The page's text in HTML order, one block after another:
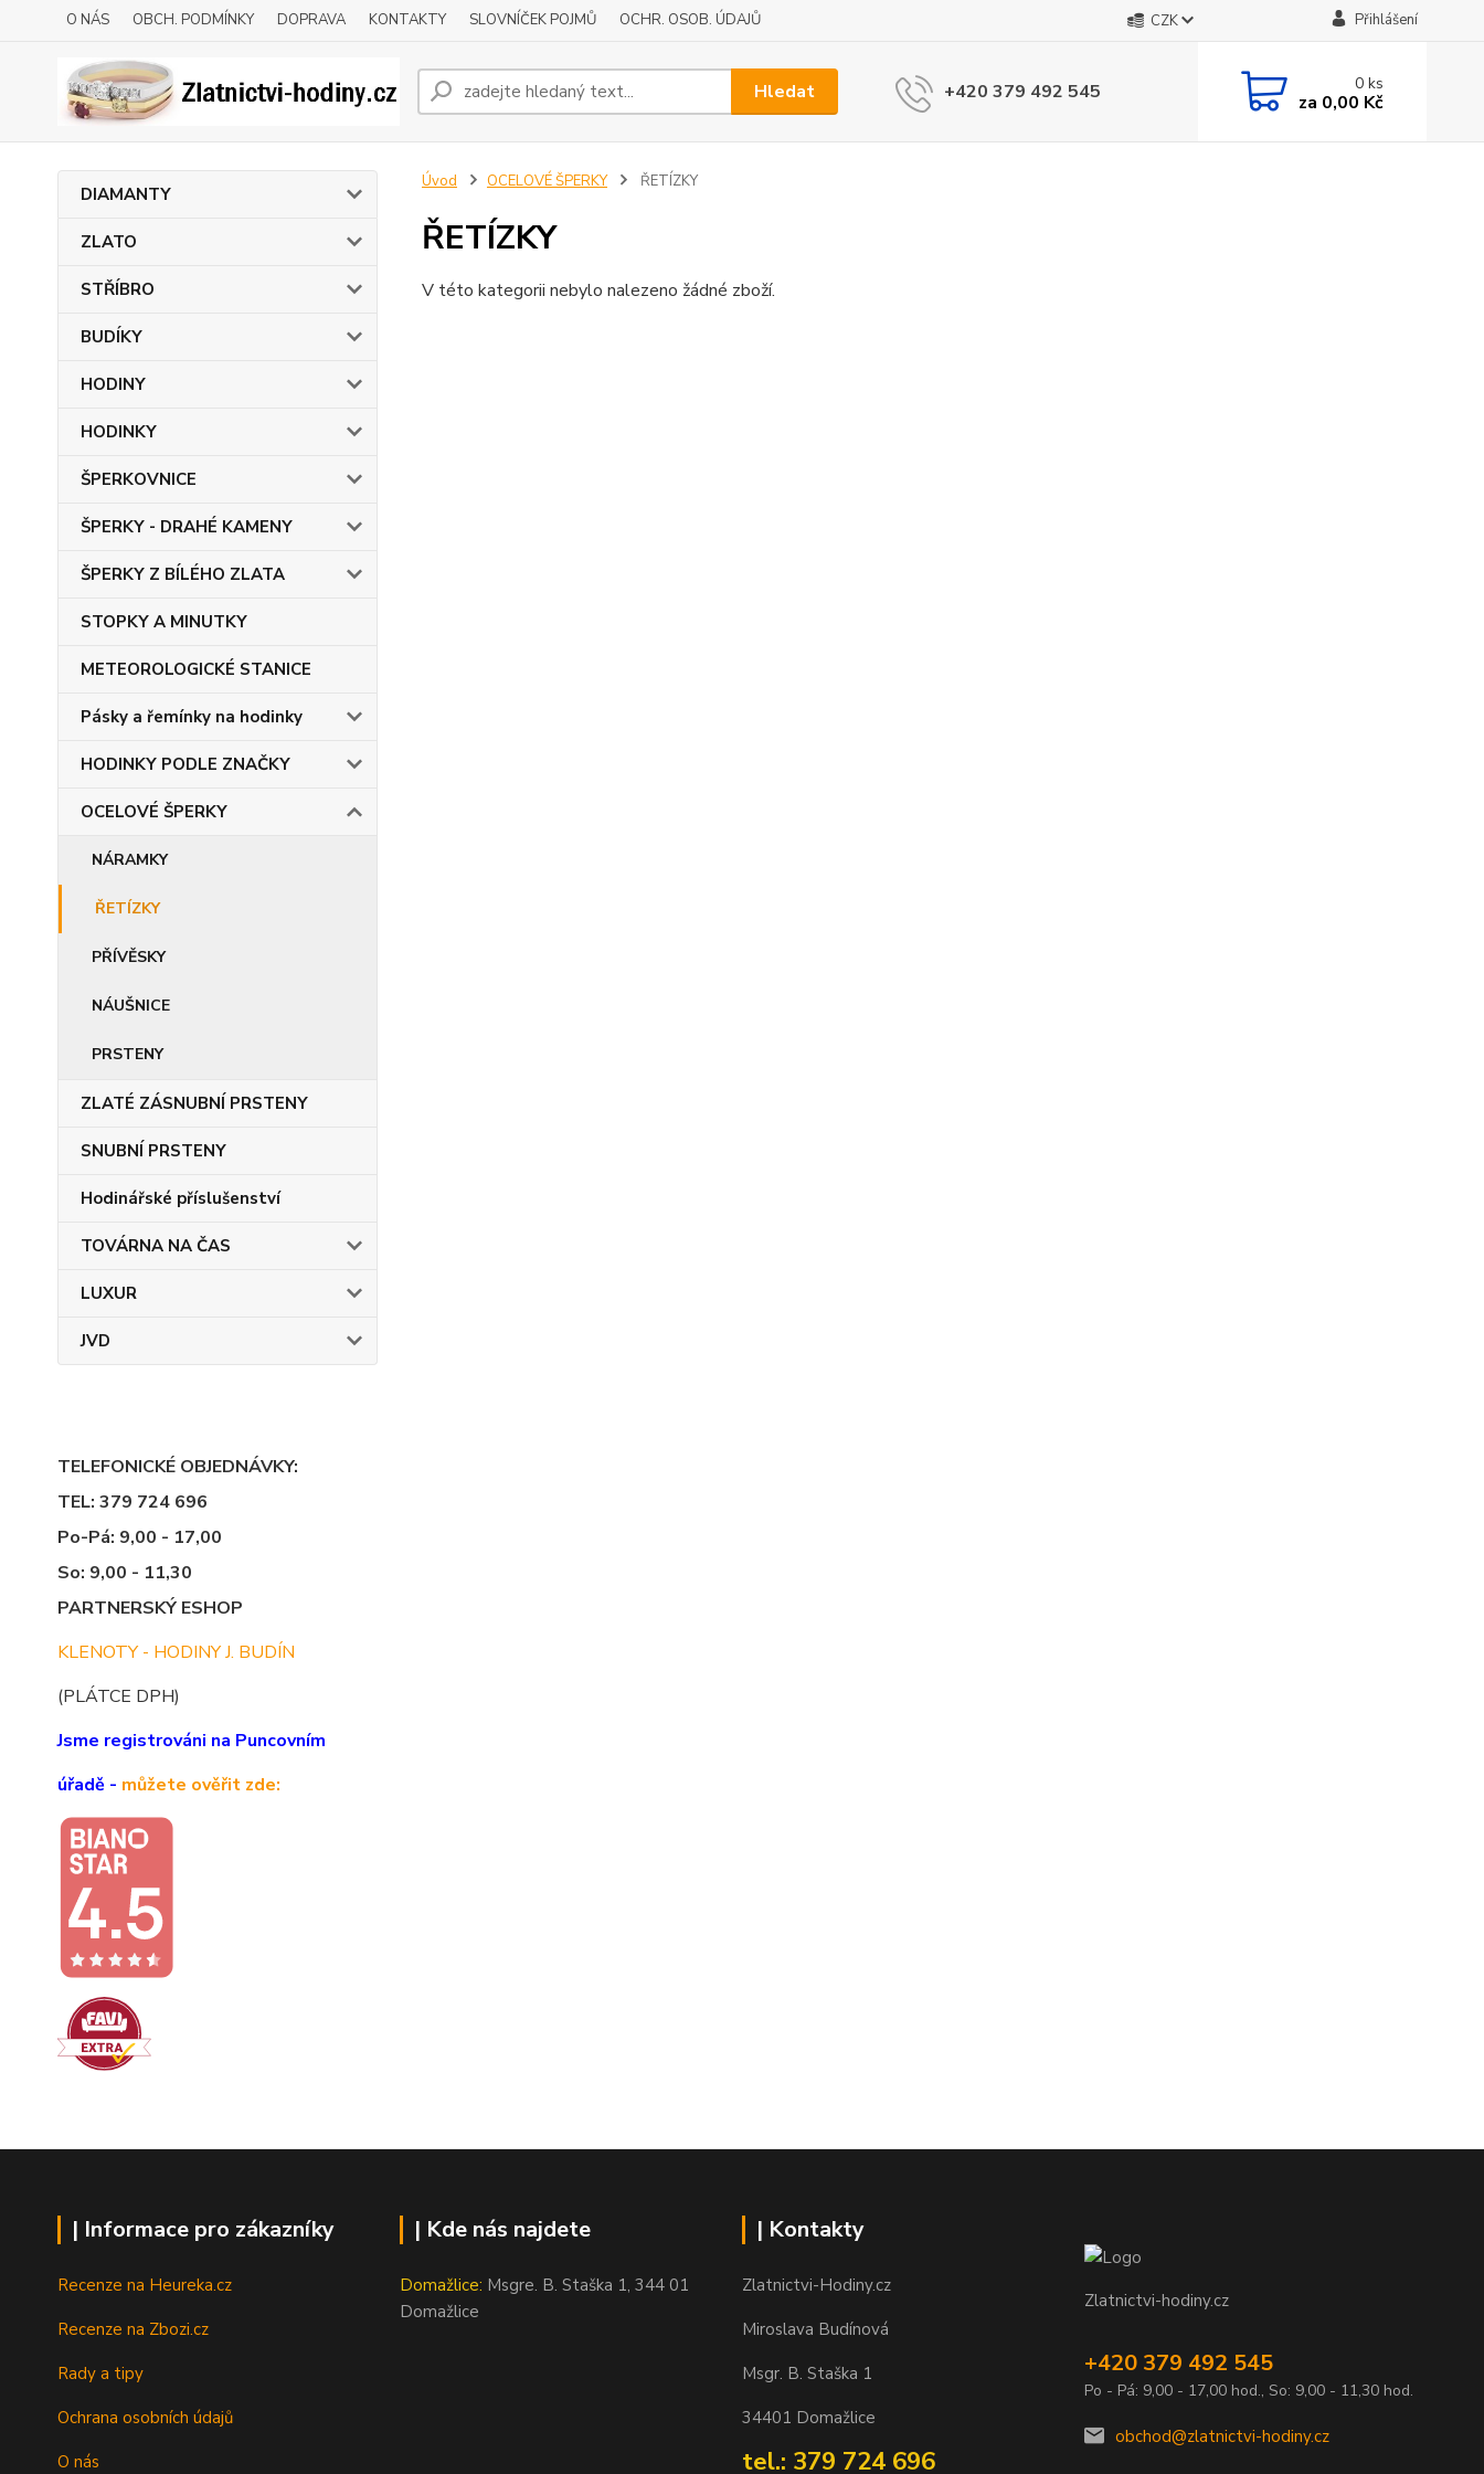
O NÁS OBCH. PODMÍNKY DOPRAVA KONTAKTY SLOVNÍČEK POJMŮ OCHR. OSOB. ÚDAJŮ CZK Přihlášení
Hledat +420 379 492 545 0ks
za 0,00 Kč
DIAMANTY
ZLATO
STŘÍBRO
BUDÍKY
HODINY
HODINKY
ŠPERKOVNICE
ŠPERKY - DRAHÉ KAMENY
ŠPERKY Z BÍLÉHO ZLATA
STOPKY A MINUTKY
METEOROLOGICKÉ STANICE
Pásky a řemínky na hodinky
HODINKY PODLE ZNAČKY
OCELOVÉ ŠPERKY
NÁRAMKY
ŘETÍZKY
PŘÍVĚSKY
NÁUŠNICE
PRSTENY
ZLATÉ ZÁSNUBNÍ PRSTENY
SNUBNÍ PRSTENY
Hodinářské příslušenství
TOVÁRNA NA ČAS
LUXUR
JVD
TELEFONICKÉ OBJEDNÁVKY:
TEL: 379 724 696
Po-Pá: 9,00 - 17,00
So: 9,00 - 11,30
PARTNERSKÝ ESHOP
KLENOTY - HODINY J. BUDÍN
(PLÁTCE DPH)
Jsme registrováni na Puncovním
úřadě - můžete ověřit zde:
Úvod OCELOVÉ ŠPERKY ŘETÍZKY
ŘETÍZKY
V této kategorii nebylo nalezeno žádné zboží.
| Informace pro zákazníky
Recenze na Heureka.cz
Recenze na Zbozi.cz
Rady a tipy
Ochrana osobních údajů
O nás
| Kde nás najdete
Domažlice: Msgre. B. Staška 1, 344 01
Domažlice
| Kontakty
Zlatnictvi-Hodiny.cz
Miroslava Budínová
Msgr. B. Staška 1
34401 Domažlice
tel.: 379 724 696
Zlatnictvi-hodiny.cz
+420 379 492 545
Po - Pá: 9,00 - 17,00 hod., So: 9,00 - 11,30 hod.
obchod@zlatnictvi-hodiny.cz